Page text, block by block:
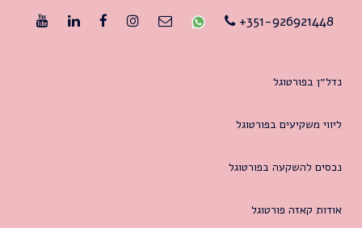
351-926921448+
נדל״ן בפורטוגל
ליווי משקיעים בפורטוגל
נכסים להשקעה בפורטוגל
אודות קאזה פורטוגל